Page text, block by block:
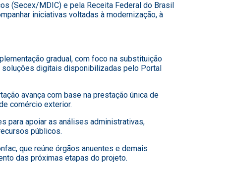
(Secex/MDIC) e pela Receita Federal do Brasil
iniciativas voltadas à modernização, à
gradual, com foco na substituição
soluções digitais disponibilizadas pelo Portal
avança com base na prestação única de
comércio exterior.
para apoiar as análises administrativas,
públicos.
que reúne órgãos anuentes e demais
das próximas etapas do projeto.